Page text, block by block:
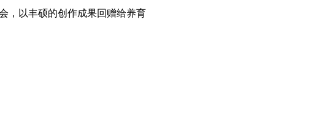
，以丰硕的创作成果回赠给养育